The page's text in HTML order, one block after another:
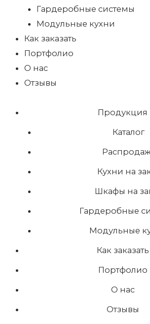
Гардеробные системы
Модульные кухни
Как заказать
Портфолио
О нас
Отзывы
Продукция
Каталог
Кухни на
Шкафы на
Гардеробные
Модульные
Как заказать
Портфолио
О нас
Отзывы